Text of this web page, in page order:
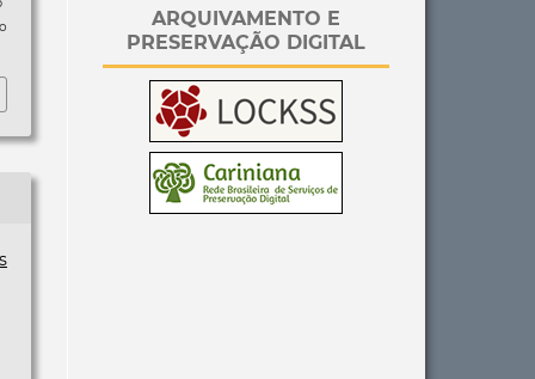
ARQUIVAMENTO E
PRESERVAÇÃO DIGITAL